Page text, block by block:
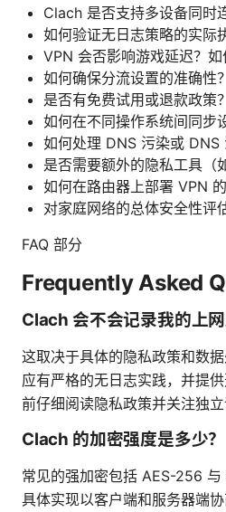
Clach 是否支持多设备同时
如何验证无日志策略的实际
VPN 会否影响游戏延迟？如
如何确保分流设置的准确性？
是否有免费试用或退款政策？
如何在不同操作系统间同步
如何处理 DNS 污染或 DNS
是否需要额外的隐私工具（
如何在路由器上部署 VPN 的
对家庭网络的总体安全性评
FAQ 部分
Frequently Asked
Clach 会不会记录我的上网
这取决于具体的隐私政策和数据
应有严格的无日志实践，并提
前仔细阅读隐私政策并关注独立
Clach 的加密强度是多少？
常见的强加密包括 AES-256
具体实现以客户端和服务器端